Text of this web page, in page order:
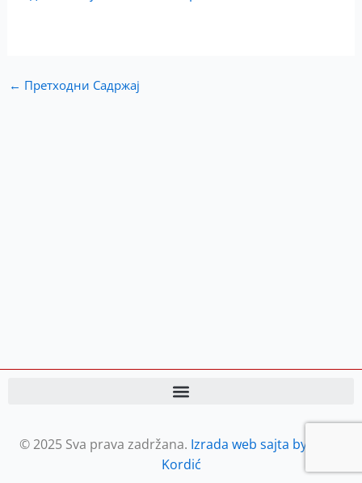
← Претходни Садржај
© 2025 Sva prava zadržana. Izrada web sajta by Petar
Kordić